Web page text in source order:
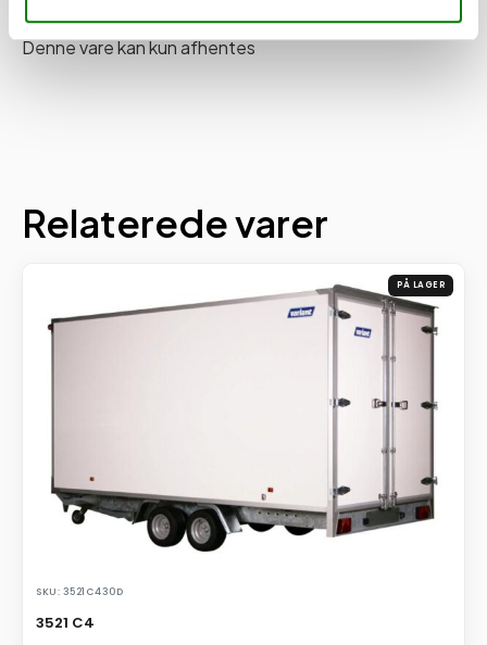
Denne vare kan kun afhentes
Relaterede varer
PÅ LAGER
SKU: 3521C430D
3521 C4